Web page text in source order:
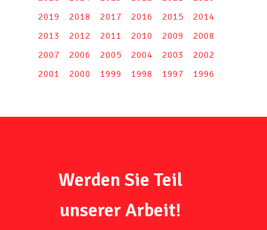
2019
2018 2017 2016 2015
2014
2013
2012 2011 2010 2009
2008
2007
2006 2005 2004 2003
2002
2001
2000 1999 1998 1997 1996
Werden Sie Teil
unserer Arbeit!